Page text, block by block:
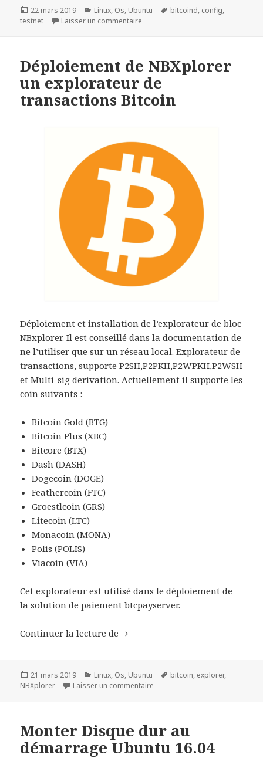
Publié
le
22 mars 2019 Catégories
Linux, Os, Ubuntu
Mots-
bitcoind, config,
testnet
Laisser un commentaire
Déploiement de NBXplorer
un explorateur de
transactions Bitcoin
Déploiement et installation de l’explorateur de bloc
NBxplorer. Il est conseillé dans la documentation de
ne l’utiliser que sur un réseau local. Explorateur de
transactions, supporte P2SH,P2PKH,P2WPKH,P2WSH
et Multi-sig derivation. Actuellement il supporte les
coin suivants :
Bitcoin Gold (BTG)
Bitcoin Plus (XBC)
Bitcore (BTX)
Dash (DASH)
Dogecoin (DOGE)
Feathercoin (FTC)
Groestlcoin (GRS)
Litecoin (LTC)
Monacoin (MONA)
Polis (POLIS)
Viacoin (VIA)
Cet explorateur est utilisé dans le déploiement de
la solution de paiement btcpayserver.
Continuer la lecture de Déploiement de NBXplorer un
Publié
le
21 mars 2019 Catégories
Linux, Os, Ubuntu
Mots-
bitcoin, explorer,
NBXplorer
Laisser un commentaire
Monter Disque dur au
démarrage Ubuntu 16.04